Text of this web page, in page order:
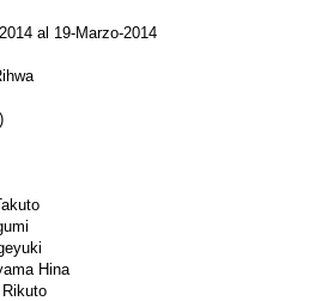
al 19-Marzo-2014
Hina